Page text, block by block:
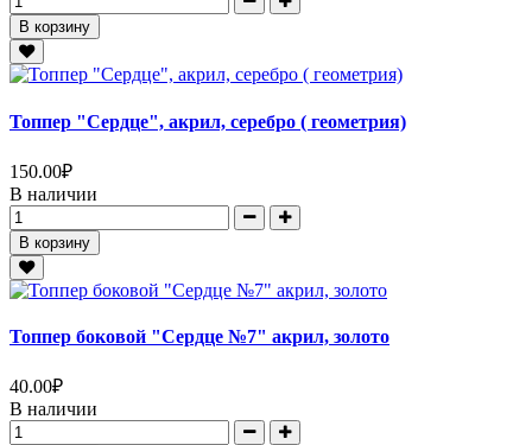
В корзину
Топпер "Сердце", акрил, серебро ( геометрия)
150.00₽
В наличии
В корзину
Топпер боковой "Сердце №7" акрил, золото
40.00₽
В наличии